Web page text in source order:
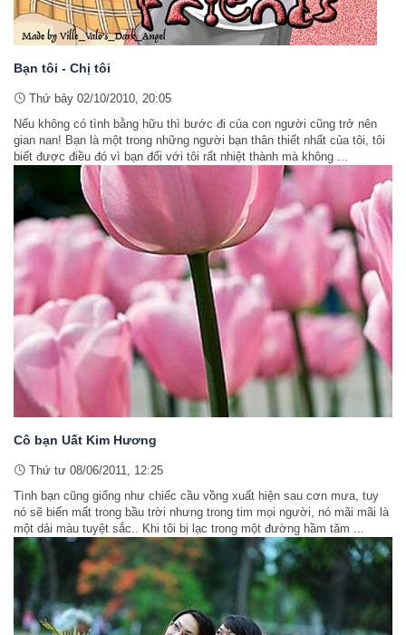
Bạn tôi - Chị tôi
Thứ bảy 02/10/2010, 20:05
Nếu không có tình bằng hữu thì bước đi của con người cũng trở nên
gian nan! Bạn là một trong những người bạn thân thiết nhất của tôi, tôi
biết được điều đó vì bạn đối với tôi rất nhiệt thành mà không ...
Cô bạn Uất Kim Hương
Thứ tư 08/06/2011, 12:25
Tình bạn cũng giống như chiếc cầu vồng xuất hiện sau cơn mưa, tuy
nó sẽ biến mất trong bầu trời nhưng trong tim mọi người, nó mãi mãi là
một dải màu tuyệt sắc.. Khi tôi bị lạc trong một đường hầm tăm ...